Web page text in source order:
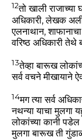
12तो खाली राजाच्या
अधिकारी, लेखक
एलनाथान,
वरिष्ठ अधिकारी तेथे
13तेव्हा बारूख
सर्व वचने मीखायाने
14मग त्या सर्व
नथन्या याचा मुलगा
लोकांच्या कानी
मुलगा बारूख ती